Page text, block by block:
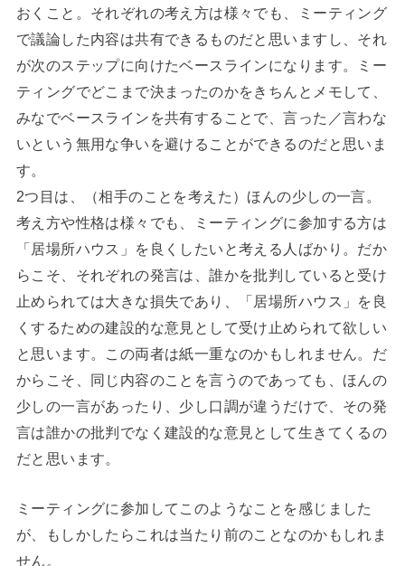
おくこと。それぞれの考え方は様々でも、ミーティング
で議論した内容は共有できるものだと思いますし、それ
が次のステップに向けたベースラインになります。ミー
ティングでどこまで決まったのかをきちんとメモして、
みなでベースラインを共有することで、言った／言わな
いという無用な争いを避けることができるのだと思いま
す。
2つ目は、（相手のことを考えた）ほんの少しの一言。
考え方や性格は様々でも、ミーティングに参加する方は
「居場所ハウス」を良くしたいと考える人ばかり。だか
らこそ、それぞれの発言は、誰かを批判していると受け
止められては大きな損失であり、「居場所ハウス」を良
くするための建設的な意見として受け止められて欲しい
と思います。この両者は紙一重なのかもしれません。だ
からこそ、同じ内容のことを言うのであっても、ほんの
少しの一言があったり、少し口調が違うだけで、その発
言は誰かの批判でなく建設的な意見として生きてくるの
だと思います。
ミーティングに参加してこのようなことを感じました
が、もしかしたらこれは当たり前のことなのかもしれま
せん。